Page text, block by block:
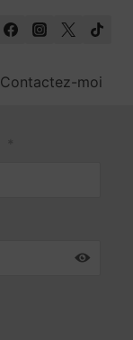
Contactez-moi